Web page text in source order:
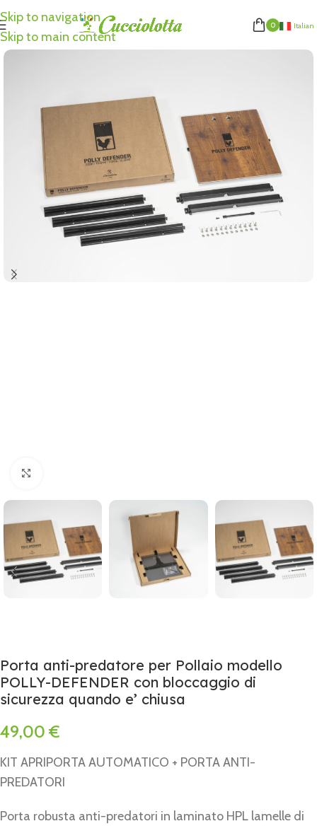
Skip to navigation
Skip to main content
0 Italian
Porta anti-predatore per Pollaio modello
POLLY-DEFENDER con bloccaggio di
sicurezza quando e’ chiusa
49,00 €
KIT APRIPORTA AUTOMATICO + PORTA ANTI-
PREDATORI
Porta robusta anti-predatori in laminato HPL lamelle di